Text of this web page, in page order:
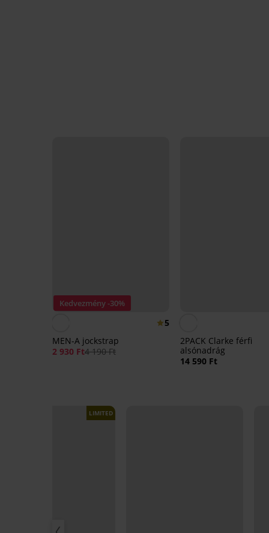
Kedvezmény -30%
5
MEN-A jockstrap
2 930 Ft4 190 Ft
2PACK Clarke férfi
alsónadrág
14 590 Ft
LIMITED